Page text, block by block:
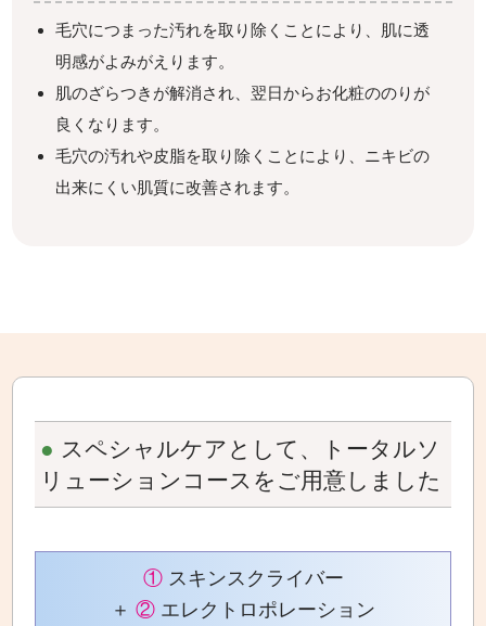
毛穴につまった汚れを取り除くことにより、肌に透
明感がよみがえります。
肌のざらつきが解消され、翌日からお化粧ののりが
良くなります。
毛穴の汚れや皮脂を取り除くことにより、ニキビの
出来にくい肌質に改善されます。
● スペシャルケアとして、トータルソ
リューションコースをご用意しました
①スキンスクライバー
＋ ② エレクトロポレーション